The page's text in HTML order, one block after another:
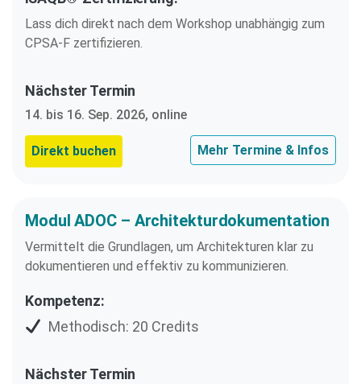
Lass dich direkt nach dem Workshop unabhängig zum
CPSA-F zertifizieren.
Nächster Termin
14. bis 16. Sep. 2026, online
Direkt buchen Mehr Termine & Infos
Modul ADOC – Architekturdokumentation
Vermittelt die Grundlagen, um Architekturen klar zu
dokumentieren und effektiv zu kommunizieren.
Kompetenz:
Methodisch: 20 Credits
Nächster Termin